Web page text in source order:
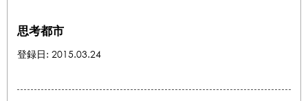
思考都市
登録日: 2015.03.24